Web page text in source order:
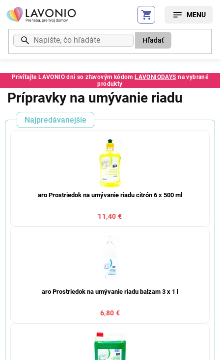
Prejsť
na
obsah
Privítajte LAVONIO dni so zľavovým kódom LAVONIODAYS na vybrané
produkty
Hľadať
Prípravky na umývanie riadu
Najpredávanejšie
aro Prostriedok na umývanie riadu citrón 6 x 500 ml
11,40 €
aro Prostriedok na umývanie riadu balzam 3 x 1 l
6,80 €